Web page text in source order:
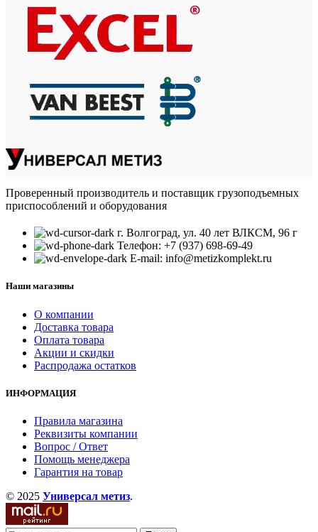
Проверенный производитель и поставщик грузоподъемных
приспособлений и оборудования
г. Волгоград, ул. 40 лет ВЛКСМ, 96 г
Телефон: +7 (937) 698-69-49
E-mail: info@metizkomplekt.ru
Наши магазины
О компании
Доставка товара
Оплата товара
Акции и скидки
Распродажа остатков
ИНФОРМАЦИЯ
Правила магазина
Реквизиты компании
Вопрос / Ответ
Помощь менеджера
Гарантия на товар
© 2025 Универсал метиз.